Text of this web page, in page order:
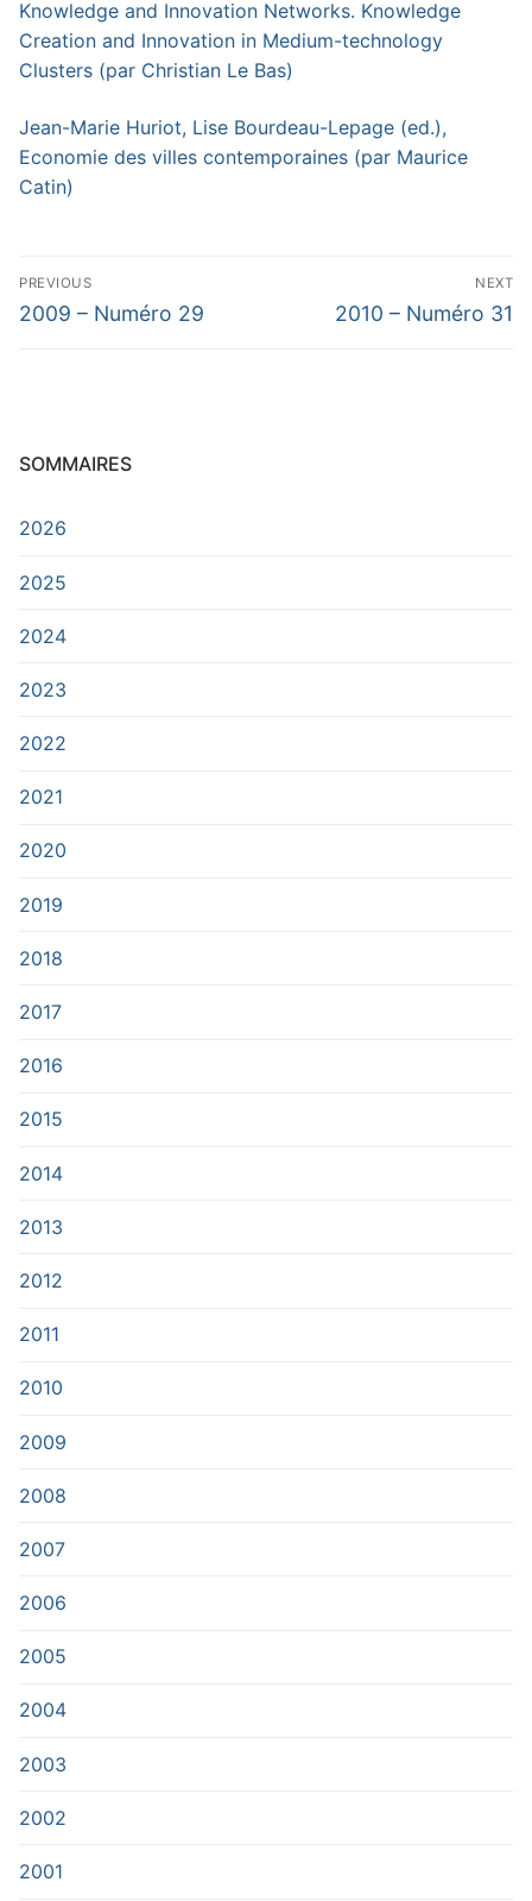
Knowledge and Innovation Networks. Knowledge
Creation and Innovation in Medium-technology
Clusters (par Christian Le Bas)
Jean-Marie Huriot, Lise Bourdeau-Lepage (ed.),
Economie des villes contemporaines (par Maurice
Catin)
Navigation
de
PREVIOUS
Previous
2009 – Numéro 29
NEXT
Next
2010 – Numéro 31
SOMMAIRES
2026
2025
2024
2023
2022
2021
2020
2019
2018
2017
2016
2015
2014
2013
2012
2011
2010
2009
2008
2007
2006
2005
2004
2003
2002
2001